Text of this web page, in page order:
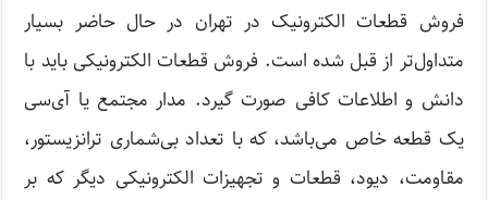
فروش قطعات الکترونیک در تهران در حال حاضر بسیار
متداول‌تر از قبل شده است. فروش قطعات الکترونیکی باید با
دانش و اطلاعات کافی صورت گیرد. مدار مجتمع یا آی‌سی
یک قطعه خاص می‌باشد، که با تعداد بی‌شماری ترانزیستور،
مقاومت، دیود، قطعات و تجهیزات الکترونیکی دیگر که بر